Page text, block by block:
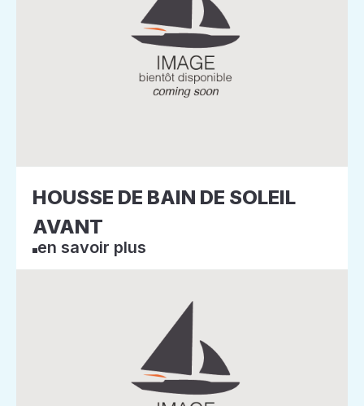
HOUSSE DE BAIN DE SOLEIL
AVANT
en savoir plus